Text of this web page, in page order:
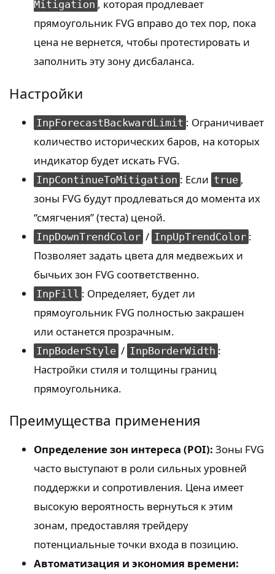
Mitigation , которая продлевает
прямоугольник FVG вправо до тех пор, пока
цена не вернется, чтобы протестировать и
заполнить эту зону дисбаланса.
Настройки
InpForecastBackwardLimit : Ограничивает
количество исторических баров, на которых
индикатор будет искать FVG.
InpContinueToMitigation : Если true ,
зоны FVG будут продлеваться до момента их
“смягчения” (теста) ценой.
InpDownTrendColor / InpUpTrendColor :
Позволяет задать цвета для медвежьих и
бычьих зон FVG соответственно.
InpFill : Определяет, будет ли
прямоугольник FVG полностью закрашен
или останется прозрачным.
InpBoderStyle / InpBorderWidth :
Настройки стиля и толщины границ
прямоугольника.
Преимущества применения
Определение зон интереса (POI): Зоны FVG
часто выступают в роли сильных уровней
поддержки и сопротивления. Цена имеет
высокую вероятность вернуться к этим
зонам, предоставляя трейдеру
потенциальные точки входа в позицию.
Автоматизация и экономия времени: